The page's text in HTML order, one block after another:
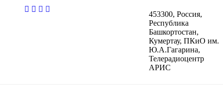
casibom
453300, Россия,
Республика
Башкортостан,
Кумертау, ПКиО им.
Ю.А.Гагарина,
Телерадиоцентр
АРИС